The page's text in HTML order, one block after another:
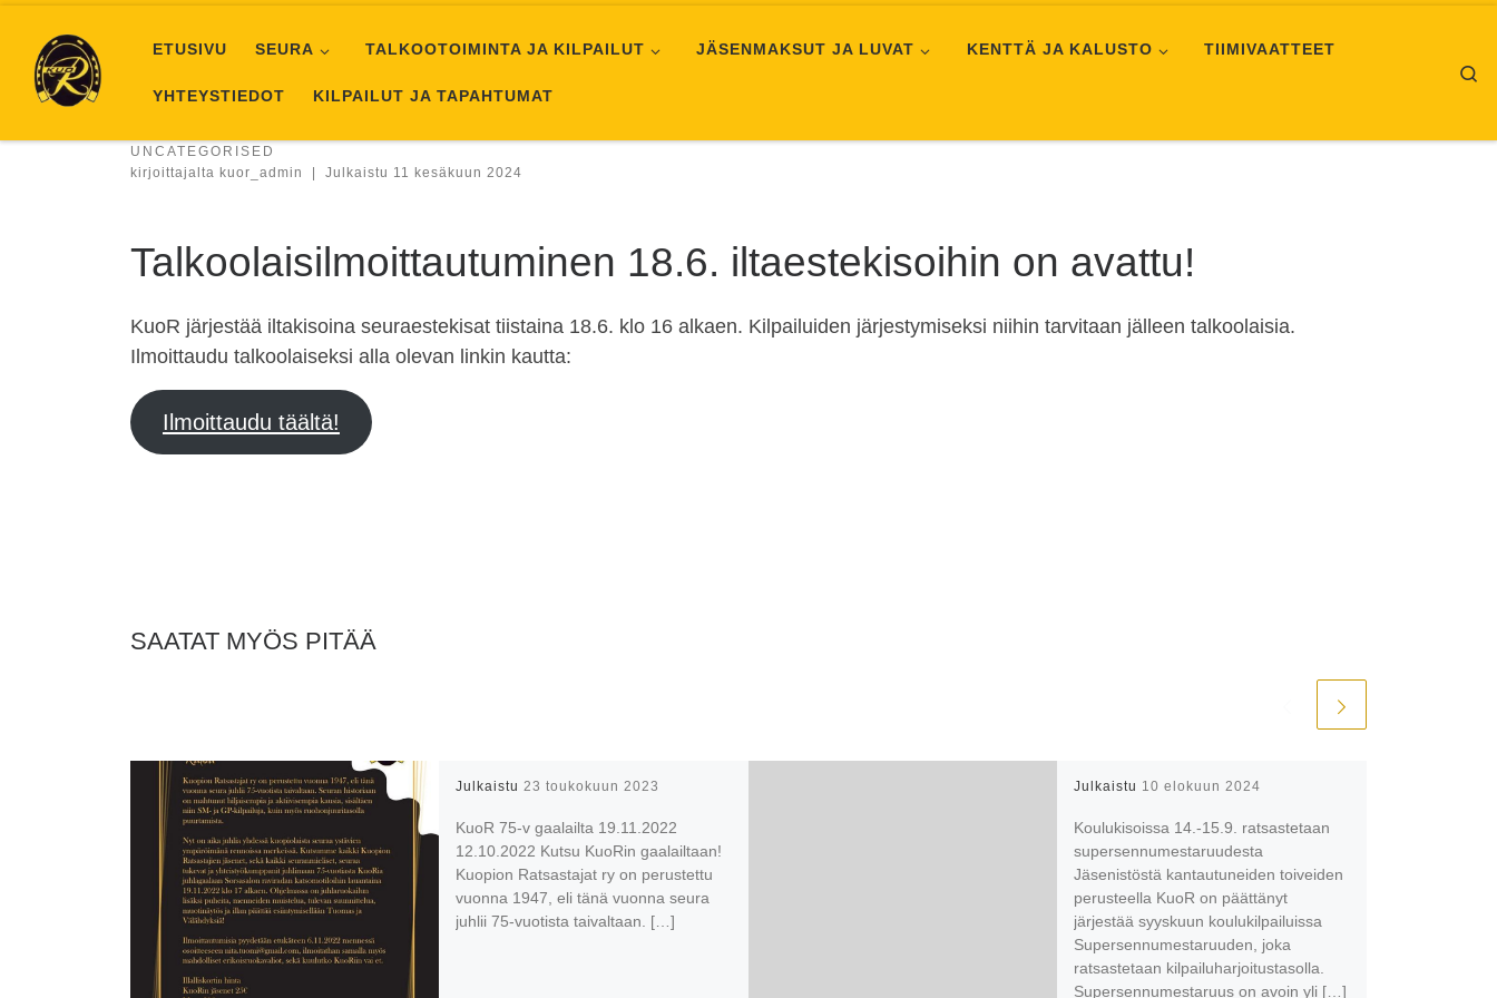
Skip to content
ETUSIVU SEURA TALKOOTOIMINTA JA KILPAILUT JÄSENMAKSUT JA LUVAT KENTTÄ JA KALUSTO TIIMIVAATTEET
YHTEYSTIEDOT KILPAILUT JA TAPAHTUMAT
UNCATEGORISED
kirjoittajalta kuor_admin Julkaistu 11 kesäkuun 2024
Talkoolaisilmoittautuminen 18.6. iltaestekisoihin on avattu!
KuoR järjestää iltakisoina seuraestekisat tiistaina 18.6. klo 16 alkaen. Kilpailuiden järjestymiseksi niihin tarvitaan jälleen talkoolaisia.
Ilmoittaudu talkoolaiseksi alla olevan linkin kautta:
Ilmoittaudu täältä!
SAATAT MYÖS PITÄÄ
Julkaistu 23 toukokuun 2023
KuoR 75-v gaalailta 19.11.2022
12.10.2022 Kutsu KuoRin gaalailtaan!
Kuopion Ratsastajat ry on perustettu
vuonna 1947, eli tänä vuonna seura
juhlii 75-vuotista taivaltaan. […]
Julkaistu 10 elokuun 2024
Koulukisoissa 14.-15.9. ratsastetaan
supersennumestaruudesta
Jäsenistöstä kantautuneiden toiveiden
perusteella KuoR on päättänyt
järjestää syyskuun koulukilpailuissa
Supersennumestaruuden, joka
ratsastetaan kilpailuharjoitustasolla.
Supersennumestaruus on avoin yli […]